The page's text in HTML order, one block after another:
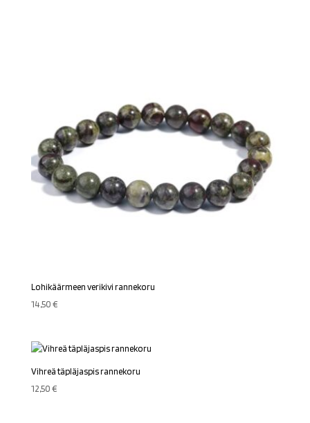
Lohikäärmeen verikivi rannekoru
14,50€
Vihreä täpläjaspis rannekoru
12,50€